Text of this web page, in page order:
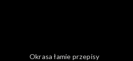
Okrasa łamie przepisy